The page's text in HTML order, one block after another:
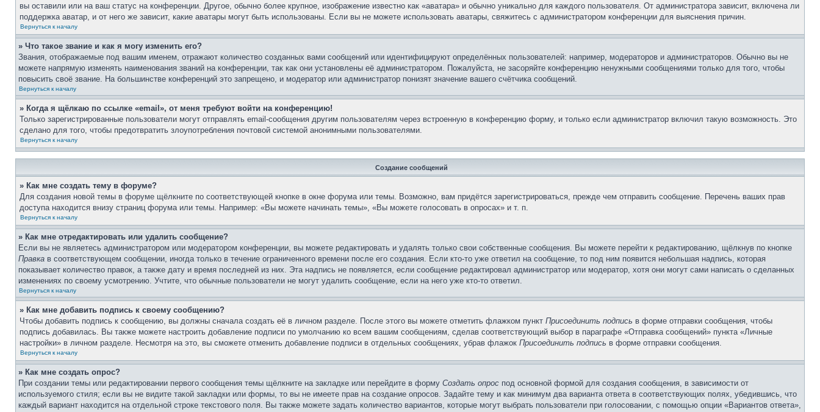
вы оставили или на ваш статус на конференции. Другое, обычно более крупное, изображение известно как «аватара» и обычно уникально для каждого пользователя. От администратора зависит, включена ли
поддержка аватар, и от него же зависит, какие аватары могут быть использованы. Если вы не можете использовать аватары, свяжитесь с администратором конференции для выяснения причин.
Вернуться к началу
» Что такое звание и как я могу изменить его?
Звания, отображаемые под вашим именем, отражают количество созданных вами сообщений или идентифицируют определённых пользователей: например, модераторов и администраторов. Обычно вы не
можете напрямую изменять наименования званий на конференции, так как они установлены её администратором. Пожалуйста, не засоряйте конференцию ненужными сообщениями только для того, чтобы
повысить своё звание. На большинстве конференций это запрещено, и модератор или администратор понизят значение вашего счётчика сообщений.
Вернуться к началу
» Когда я щёлкаю по ссылке «email», от меня требуют войти на конференцию!
Только зарегистрированные пользователи могут отправлять email-сообщения другим пользователям через встроенную в конференцию форму, и только если администратор включил такую возможность. Это
сделано для того, чтобы предотвратить злоупотребления почтовой системой анонимными пользователями.
Вернуться к началу
Создание сообщений
» Как мне создать тему в форуме?
Для создания новой темы в форуме щёлкните по соответствующей кнопке в окне форума или темы. Возможно, вам придётся зарегистрироваться, прежде чем отправить сообщение. Перечень ваших прав
доступа находится внизу страниц форума или темы. Например: «Вы можете начинать темы», «Вы можете голосовать в опросах» и т. п.
Вернуться к началу
» Как мне отредактировать или удалить сообщение?
Если вы не являетесь администратором или модератором конференции, вы можете редактировать и удалять только свои собственные сообщения. Вы можете перейти к редактированию, щёлкнув по кнопке
Правка в соответствующем сообщении, иногда только в течение ограниченного времени после его создания. Если кто-то уже ответил на сообщение, то под ним появится небольшая надпись, которая
показывает количество правок, а также дату и время последней из них. Эта надпись не появляется, если сообщение редактировал администратор или модератор, хотя они могут сами написать о сделанных
изменениях по своему усмотрению. Учтите, что обычные пользователи не могут удалить сообщение, если на него уже кто-то ответил.
Вернуться к началу
» Как мне добавить подпись к своему сообщению?
Чтобы добавить подпись к сообщению, вы должны сначала создать её в личном разделе. После этого вы можете отметить флажком пункт Присоединить подпись в форме отправки сообщения, чтобы
подпись добавилась. Вы также можете настроить добавление подписи по умолчанию ко всем вашим сообщениям, сделав соответствующий выбор в параграфе «Отправка сообщений» пункта «Личные
настройки» в личном разделе. Несмотря на это, вы сможете отменить добавление подписи в отдельных сообщениях, убрав флажок Присоединить подпись в форме отправки сообщения.
Вернуться к началу
» Как мне создать опрос?
При создании темы или редактировании первого сообщения темы щёлкните на закладке или перейдите в форму Создать опрос под основной формой для создания сообщения, в зависимости от
используемого стиля; если вы не видите такой закладки или формы, то вы не имеете прав на создание опросов. Задайте тему и как минимум два варианта ответа в соответствующих полях, убедившись, что
каждый вариант находится на отдельной строке текстового поля. Вы также можете задать количество вариантов, которые могут выбрать пользователи при голосовании, с помощью опции «Вариантов ответа»,